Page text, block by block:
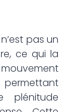
pas un
ce qui la
plénitude